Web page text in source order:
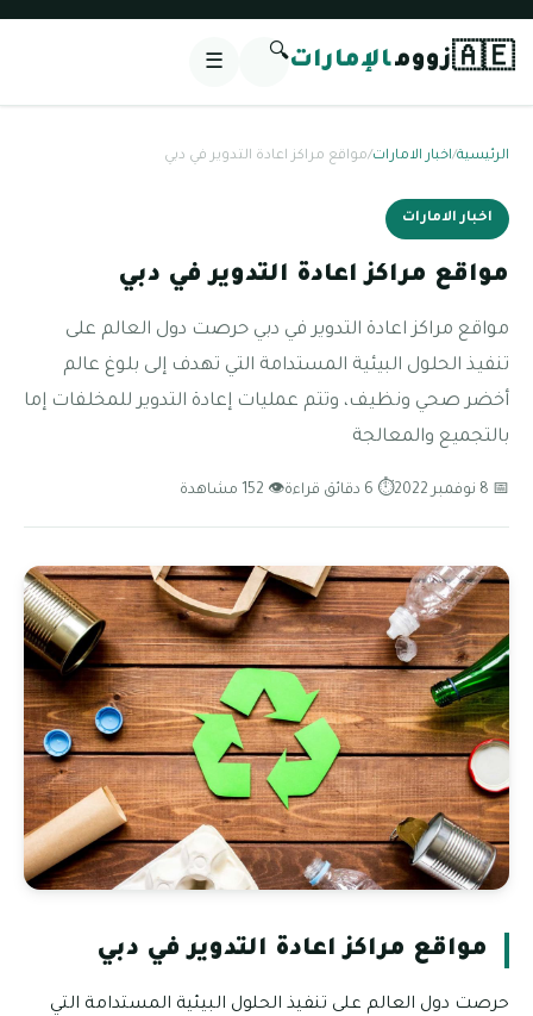
🇦🇪زوومالإمارات🔍
☰
الرئيسية/اخبار الامارات/مواقع مراكز اعادة التدوير في دبي
اخبار الامارات
مواقع مراكز اعادة التدوير في دبي
مواقع مراكز اعادة التدوير في دبي حرصت دول العالم على
تنفيذ الحلول البيئية المستدامة التي تهدف إلى بلوغ عالم
أخضر صحي ونظيف، وتتم عمليات إعادة التدوير للمخلفات إما
بالتجميع والمعالجة
📅 8 نوفمبر 2022 ⏱ 6 دقائق قراءة 👁 152 مشاهدة
مواقع مراكز اعادة التدوير في دبي
حرصت دول العالم على تنفيذ الحلول البيئية المستدامة التي